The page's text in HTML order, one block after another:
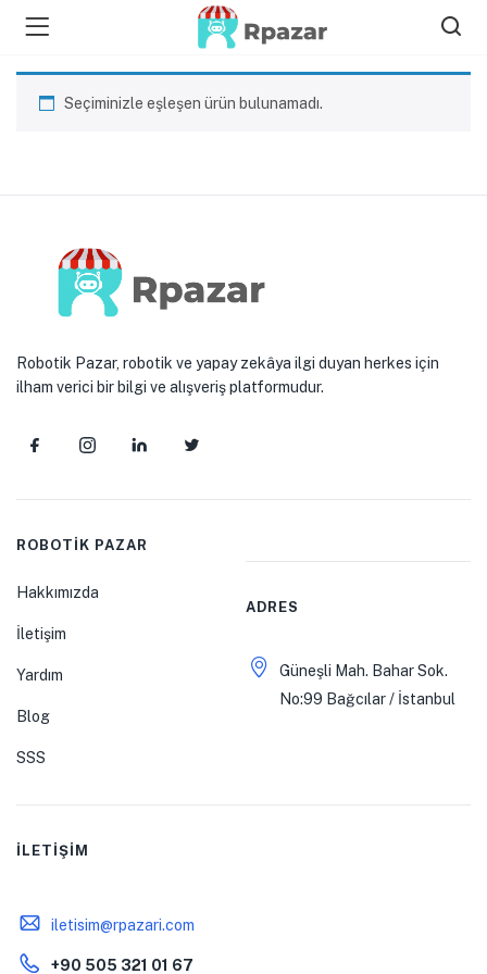
)
Seçiminizle eşleşen ürün bulunamadı.
Robotik Pazar, robotik ve yapay zekâya ilgi duyan herkes için
ilham verici bir bilgi ve alışveriş platformudur.
ROBOTİK PAZAR
Hakkımızda
İletişim
Yardım
Blog
SSS
ADRES
Güneşli Mah. Bahar Sok.
No:99 Bağcılar / İstanbul
İLETİŞİM
iletisim@rpazari.com
+90 505 321 01 67